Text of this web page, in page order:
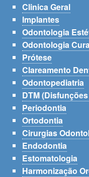
Clinica Geral
Implantes
Odontologia
Odontologia
Prótese
Clareamento
Odontopediatria
DTM
Periodontia
Ortodontia
Cirurgias
Endodontia
Estomatologia
Harmonização